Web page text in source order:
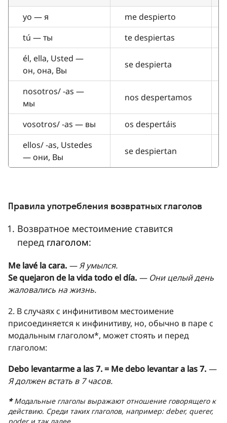
yo — я me despierto
tú — ты
te despiertas
él, ella, Usted —
он, она, Вы
se despierta
nosotros/ -as —
мы
nos despertamos
vosotros/ -as — вы os despertáis
ellos/ -as, Ustedes
— они, Вы
se despiertan
Правила употребления возвратных глаголов
Возвратное местоимение ставится
перед глаголом:
Me lavé la cara. — Я умылся.
Se quejaron de la vida todo el día. — Они целый день
жаловались на жизнь.
2. В случаях с инфинитивом местоимение
присоединяется к инфинитиву, но, обычно в паре с
модальным глаголом*, может стоять и перед
глаголом:
Debo levantarme a las 7. = Me debo levantar a las 7. —
Я должен встать в 7 часов.
*Модальные глаголы выражают отношение говорящего к
действию. Среди таких глаголов, например: deber, querer,
poder и так далее.